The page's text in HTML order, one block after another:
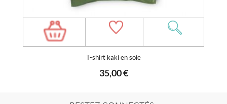
T-shirt kaki en soie
35,00 €